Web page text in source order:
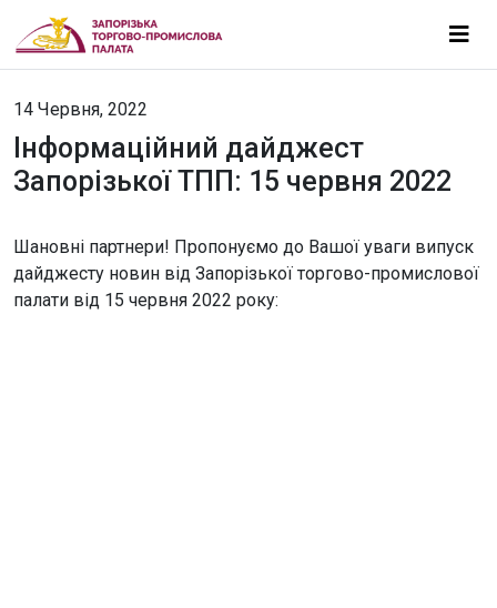
14 Червня, 2022
Інформаційний дайджест
Запорізької ТПП: 15 червня 2022
Шановні партнери! Пропонуємо до Вашої уваги випуск
дайджесту новин від Запорізької торгово-промислової
палати від 15 червня 2022 року: